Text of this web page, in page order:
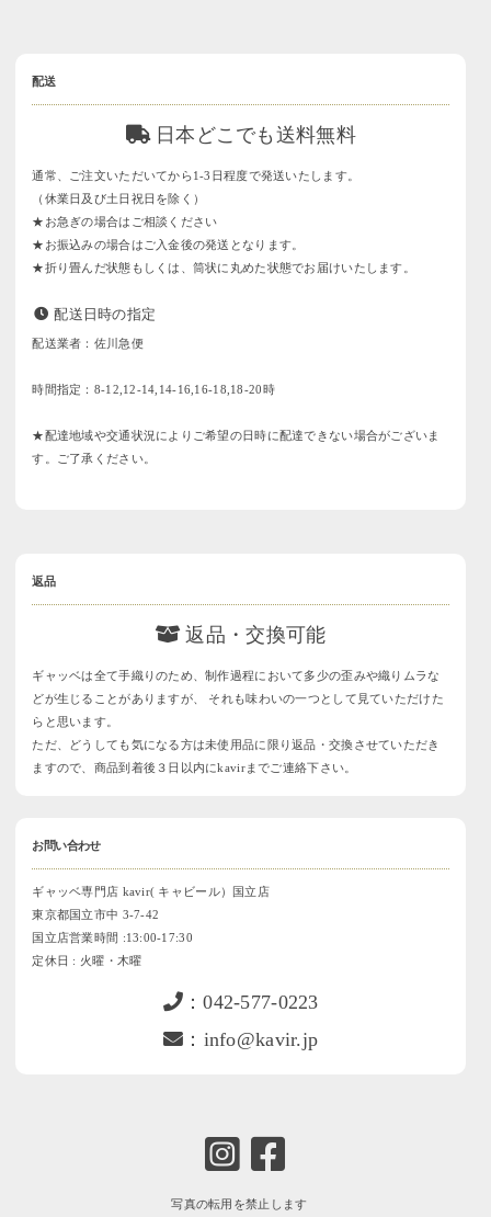
配送
日本どこでも送料無料
通常、ご注文いただいてから1-3日程度で発送いたします。
（休業日及び土日祝日を除く）
★お急ぎの場合はご相談ください
★お振込みの場合はご入金後の発送となります。
★折り畳んだ状態もしくは、筒状に丸めた状態でお届けいたします。
配送日時の指定
配送業者：佐川急便
時間指定：8-12,12-14,14-16,16-18,18-20時
★配達地域や交通状況によりご希望の日時に配達できない場合がございま
す。ご了承ください。
返品
返品・交換可能
ギャッベは全て手織りのため、制作過程において多少の歪みや織りムラな
どが生じることがありますが、 それも味わいの一つとして見ていただけた
らと思います。
ただ、どうしても気になる方は未使用品に限り返品・交換させていただき
ますので、商品到着後３日以内にkavirまでご連絡下さい。
お問い合わせ
ギャッベ専門店 kavir( キャビール）国立店
東京都国立市中 3-7-42
国立店営業時間 :13:00-17:30
定休日 : 火曜・木曜
：042-577-0223
：info@kavir.jp
写真の転用を禁止します